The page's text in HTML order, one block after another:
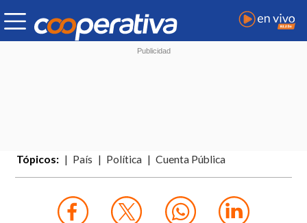
Tópicos: País Política Cuenta Pública